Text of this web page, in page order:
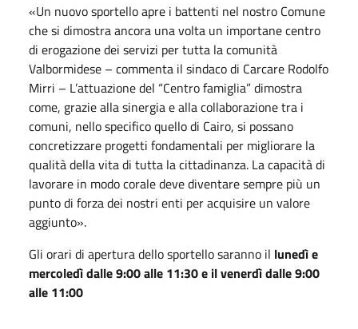
«Un nuovo sportello apre i battenti nel nostro Comune
che si dimostra ancora una volta un importane centro
di erogazione dei servizi per tutta la comunità
Valbormidese – commenta il sindaco di Carcare Rodolfo
Mirri – L’attuazione del “Centro famiglia” dimostra
come, grazie alla sinergia e alla collaborazione tra i
comuni, nello specifico quello di Cairo, si possano
concretizzare progetti fondamentali per migliorare la
qualità della vita di tutta la cittadinanza. La capacità di
lavorare in modo corale deve diventare sempre più un
punto di forza dei nostri enti per acquisire un valore
aggiunto».
Gli orari di apertura dello sportello saranno il lunedì e
mercoledì dalle 9:00 alle 11:30 e il venerdì dalle 9:00
alle 11:00